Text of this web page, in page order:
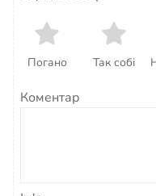
Погано Так собі
Коментар